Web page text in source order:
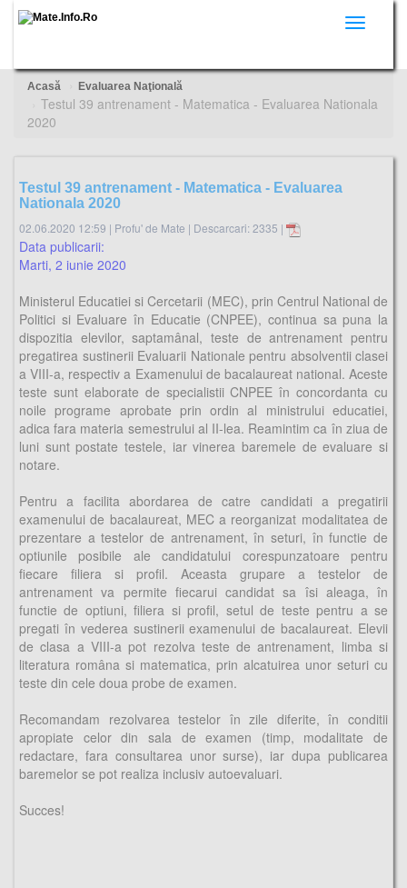
Toggle
Acasă Evaluarea Naţională
Testul 39 antrenament - Matematica - Evaluarea Nationala
2020
Testul 39 antrenament - Matematica - Evaluarea
Nationala 2020
02.06.2020 12:59 | Profu' de Mate | Descarcari: 2335 |
Data publicarii:
Marti, 2 iunie 2020
Ministerul Educatiei si Cercetarii (MEC), prin Centrul National de
Politici si Evaluare în Educatie (CNPEE), continua sa puna la
dispozitia elevilor, saptamânal, teste de antrenament pentru
pregatirea sustinerii Evaluarii Nationale pentru absolventii clasei
a VIII-a, respectiv a Examenului de bacalaureat national. Aceste
teste sunt elaborate de specialistii CNPEE în concordanta cu
noile programe aprobate prin ordin al ministrului educatiei,
adica fara materia semestrului al II-lea. Reamintim ca în ziua de
luni sunt postate testele, iar vinerea baremele de evaluare si
notare.
Pentru a facilita abordarea de catre candidati a pregatirii
examenului de bacalaureat, MEC a reorganizat modalitatea de
prezentare a testelor de antrenament, în seturi, în functie de
optiunile posibile ale candidatului corespunzatoare pentru
fiecare filiera si profil. Aceasta grupare a testelor de
antrenament va permite fiecarui candidat sa îsi aleaga, în
functie de optiuni, filiera si profil, setul de teste pentru a se
pregati în vederea sustinerii examenului de bacalaureat. Elevii
de clasa a VIII-a pot rezolva teste de antrenament, limba si
literatura româna si matematica, prin alcatuirea unor seturi cu
teste din cele doua probe de examen.
Recomandam rezolvarea testelor în zile diferite, în conditii
apropiate celor din sala de examen (timp, modalitate de
redactare, fara consultarea unor surse), iar dupa publicarea
baremelor se pot realiza inclusiv autoevaluari.
Succes!